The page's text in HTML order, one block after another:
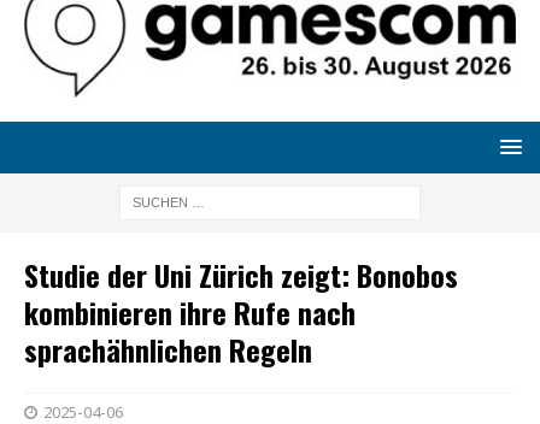
Studie der Uni Zürich zeigt: Bonobos
kombinieren ihre Rufe nach
sprachähnlichen Regeln
2025-04-06